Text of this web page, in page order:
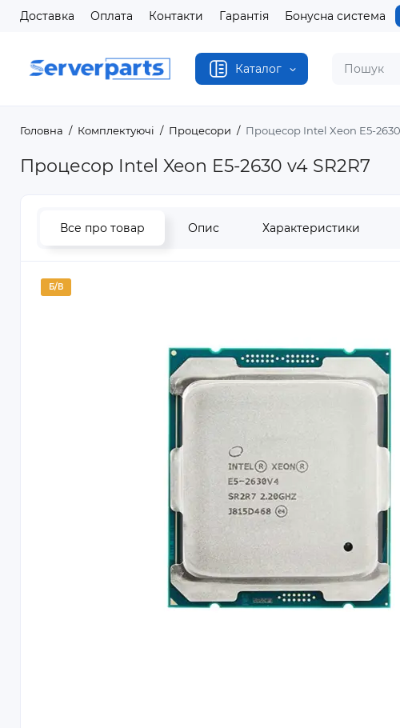
Доставка Оплата Контакти Гарантія Бонусна система
Каталог
Головна Комплектуючі Процесори Процесор Intel Xeon E5-2630
Процесор Intel Xeon E5-2630 v4 SR2R7
Все про товар Опис Характеристики
Б/В